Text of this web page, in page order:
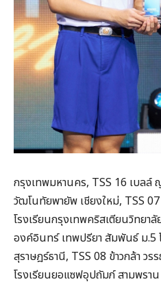
กรุงเทพมหานคร, TSS 16 เบลล์
วัฒโนทัยพายัพ เชียงใหม่, TSS
โรงเรียนกรุงเทพคริสเตียนวิทยา
องค์อินทร์ เทพปรียา สัมพันธ์ ม.5
สุราษฎร์ธานี, TSS 08 ข้าวกล้า ว
โรงเรียนยอแซฟอุปถัมภ์ สามพรา